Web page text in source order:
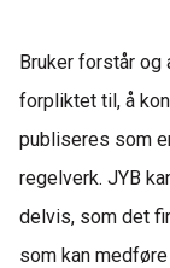
Bruker forstår og
forpliktet til, å
publiseres som
regelverk. JYB
delvis, som det
som kan